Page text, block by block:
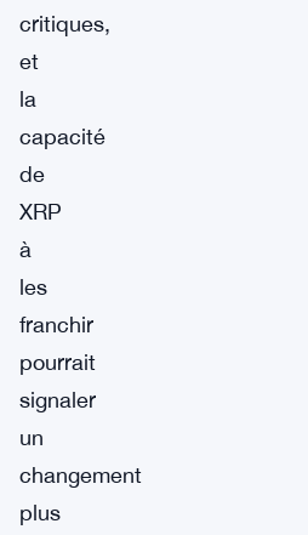
critiques,
et
la
capacité
de
XRP
à
les
franchir
pourrait
signaler
un
changement
plus